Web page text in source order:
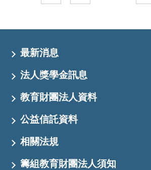
最新消息
法人獎學金訊息
教育財團法人資料
公益信託資料
相關法規
籌組教育財團法人須知